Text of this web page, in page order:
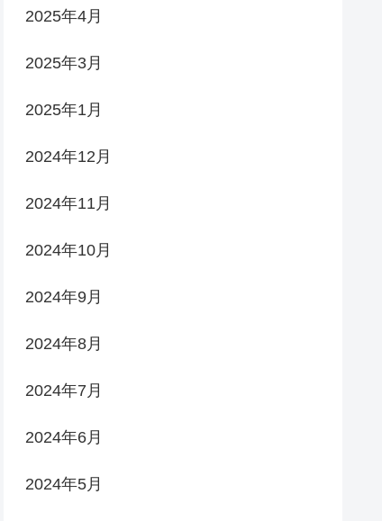
2025年4月
2025年3月
2025年1月
2024年12月
2024年11月
2024年10月
2024年9月
2024年8月
2024年7月
2024年6月
2024年5月